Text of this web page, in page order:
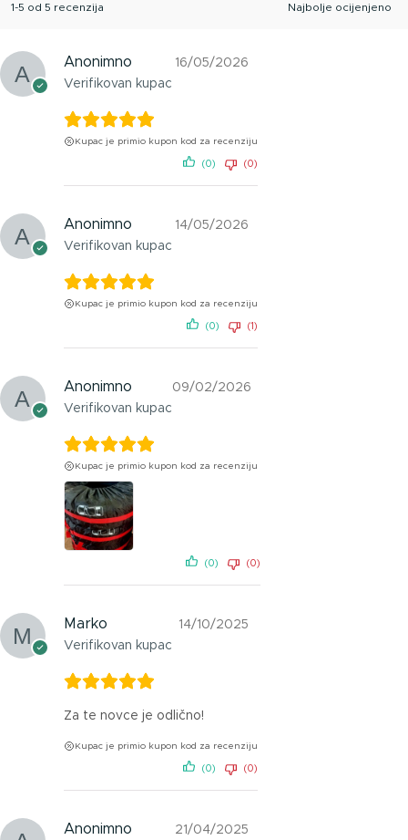
1-5 od 5 recenzija
Anonimno
Verifikovan kupac
16/05/2026
Kupac je primio kupon kod za recenziju
(0) (0)
Anonimno
Verifikovan kupac
14/05/2026
Kupac je primio kupon kod za recenziju
(0) (1)
Anonimno
Verifikovan kupac
09/02/2026
Kupac je primio kupon kod za recenziju
(0) (0)
Marko
Verifikovan kupac
14/10/2025
Za te novce je odlično!
Kupac je primio kupon kod za recenziju
(0) (0)
Anonimno 21/04/2025